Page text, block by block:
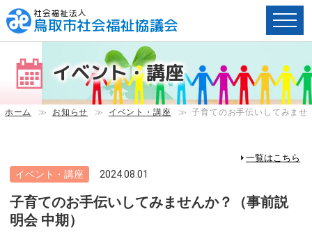
へ
ッ
プ
用
リ
社会福祉法人
鳥取市社会福祉協議会
イベント・講座
ホーム ≫ お知らせ ≫ イベント・講座 ≫ 子育てのお手伝いしてみませ
一覧はこちら
イベント・講座 2024.08.01
子育てのお手伝いしてみませんか？（事前説
明会 中期）